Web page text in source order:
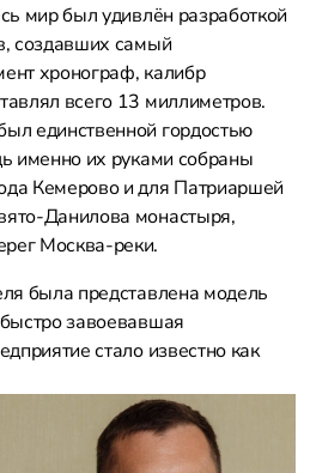
мир был удивлён разработкой
создавших самый
хронограф, калибр
всего 13 миллиметров.
единственной гордостью
именно их руками собраны
Кемерово и для Патриаршей
Данилова монастыря,
Москва-реки.
была представлена модель
завоевавшая
стало известно как